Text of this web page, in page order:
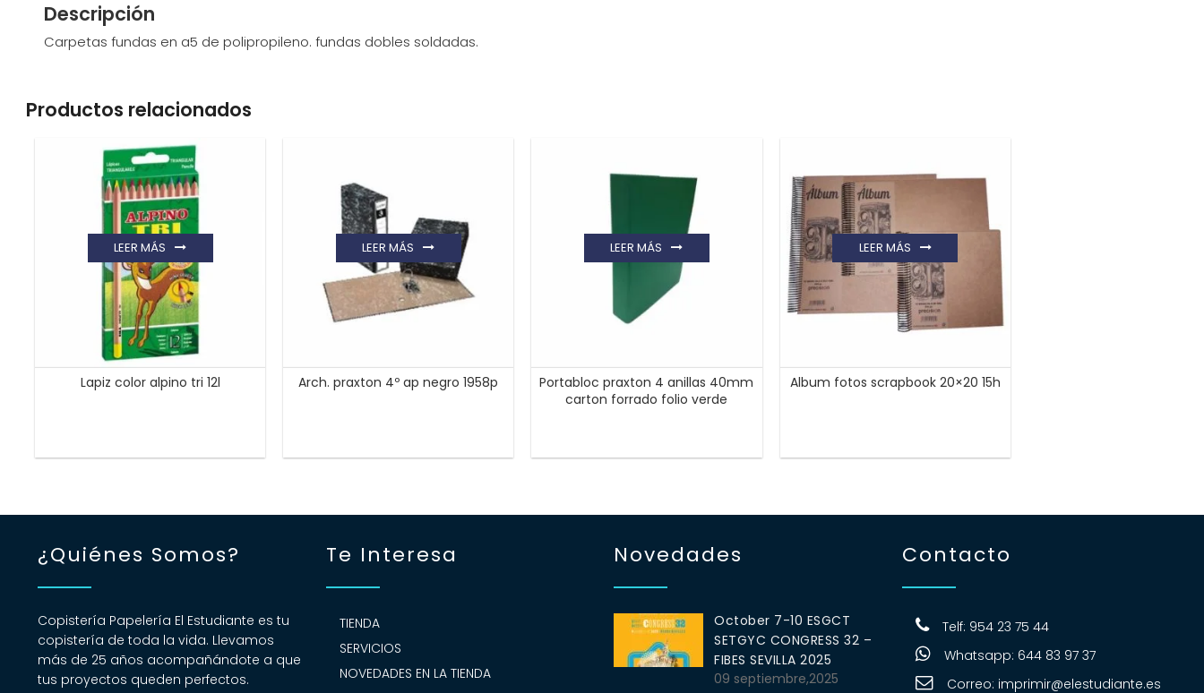
Descripción
Carpetas fundas en a5 de polipropileno. fundas dobles soldadas.
Productos relacionados
Lapiz color alpino tri 12l
LEER MÁS
Arch. praxton 4º ap negro 1958p
LEER MÁS
Portabloc praxton 4 anillas 40mm
carton forrado folio verde
LEER MÁS
Album fotos scrapbook 20×20 15h
LEER MÁS
¿Quiénes Somos?
Copistería Papelería El Estudiante es tu
copistería de toda la vida. Llevamos
más de 25 años acompañándote a que
tus proyectos queden perfectos.
Te Interesa
TIENDA
SERVICIOS
NOVEDADES EN LA TIENDA
Novedades
October 7-10 ESGCT
SETGYC CONGRESS 32 –
FIBES SEVILLA 2025
09 septiembre,2025
Contacto
Telf: 954 23 75 44
Whatsapp: 644 83 97 37
Correo: imprimir@elestudiante.es